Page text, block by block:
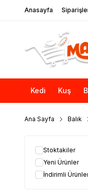
Anasayfa
Kedi Kuş
Ana Sayfa Balık
Stoktakiler
Yeni Ürünler
İndirimli